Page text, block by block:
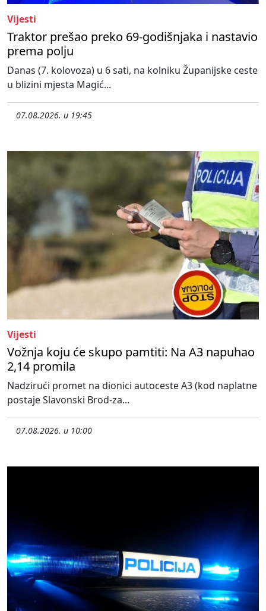
Vijesti
Traktor prešao preko 69-godišnjaka i nastavio
prema polju
Danas (7. kolovoza) u 6 sati, na kolniku Županijske ceste
u blizini mjesta Magić...
07.08.2026. u 19:45
Vijesti
Vožnja koju će skupo pamtiti: Na A3 napuhao
2,14 promila
Nadzirući promet na dionici autoceste A3 (kod naplatne
postaje Slavonski Brod-za...
07.08.2026. u 10:00